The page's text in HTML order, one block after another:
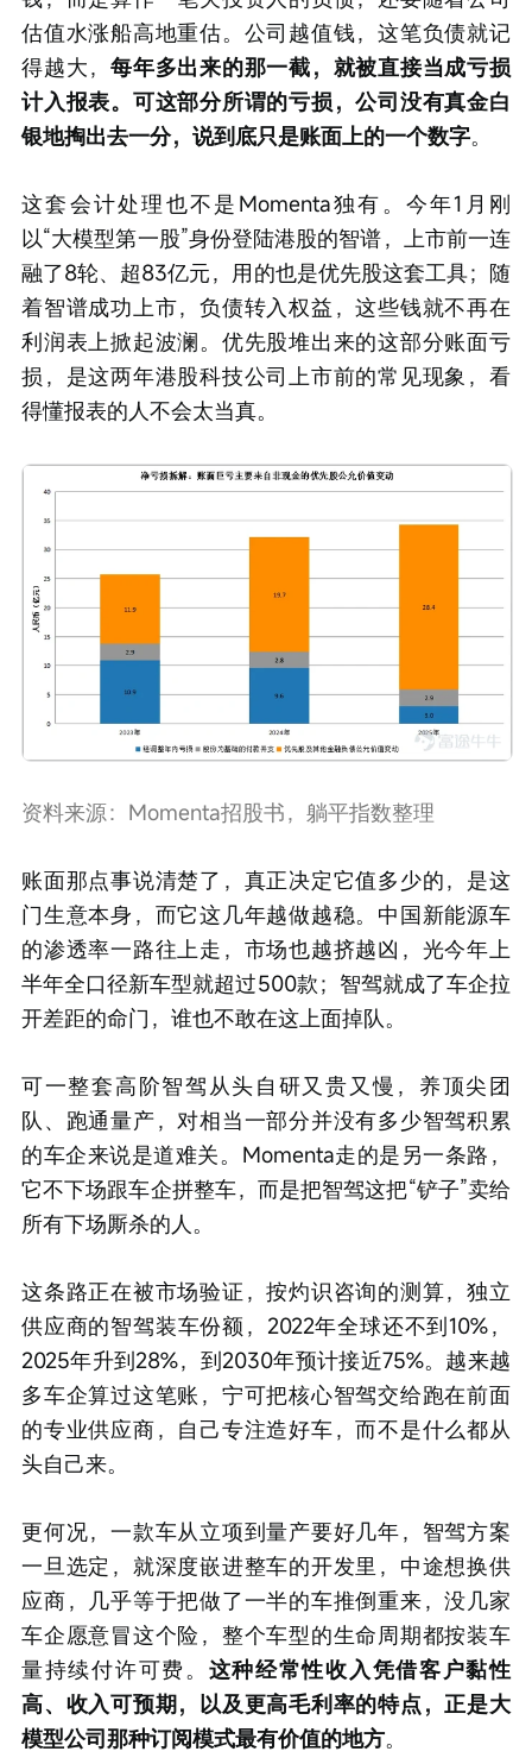
估值水涨船高地重估。公司越值钱，这笔负债就记
得越大，每年多出来的那一截，就被直接当成亏损
计入报表。可这部分所谓的亏损，公司没有真金白
银地掏出去一分，说到底只是账面上的一个数字。
这套会计处理也不是Momenta独有。今年1月刚
以“大模型第一股”身份登陆港股的智谱，上市前一连
融了8轮、超83亿元，用的也是优先股这套工具；随
着智谱成功上市，负债转入权益，这些钱就不再在
利润表上掀起波澜。优先股堆出来的这部分账面亏
损，是这两年港股科技公司上市前的常见现象，看
得懂报表的人不会太当真。
资料来源：Momenta招股书，躺平指数整理
账面那点事说清楚了，真正决定它值多少的，是这
门生意本身，而它这几年越做越稳。中国新能源车
的渗透率一路往上走，市场也越挤越凶，光今年上
半年全口径新车型就超过500款；智驾就成了车企拉
开差距的命门，谁也不敢在这上面掉队。
可一整套高阶智驾从头自研又贵又慢，养顶尖团
队、跑通量产，对相当一部分并没有多少智驾积累
的车企来说是道难关。Momenta走的是另一条路，
它不下场跟车企拼整车，而是把智驾这把“铲子”卖给
所有下场厮杀的人。
这条路正在被市场验证，按灼识咨询的测算，独立
供应商的智驾装车份额，2022年全球还不到10%，
2025年升到28%，到2030年预计接近75%。越来越
多车企算过这笔账，宁可把核心智驾交给跑在前面
的专业供应商，自己专注造好车，而不是什么都从
头自己来。
更何况，一款车从立项到量产要好几年，智驾方案
一旦选定，就深度嵌进整车的开发里，中途想换供
应商，几乎等于把做了一半的车推倒重来，没几家
车企愿意冒这个险，整个车型的生命周期都按装车
量持续付许可费。 这种经常性收入凭借客户黏性
高、收入可预期，以及更高毛利率的特点，正是大
模型公司那种订阅模式最有价值的地方。